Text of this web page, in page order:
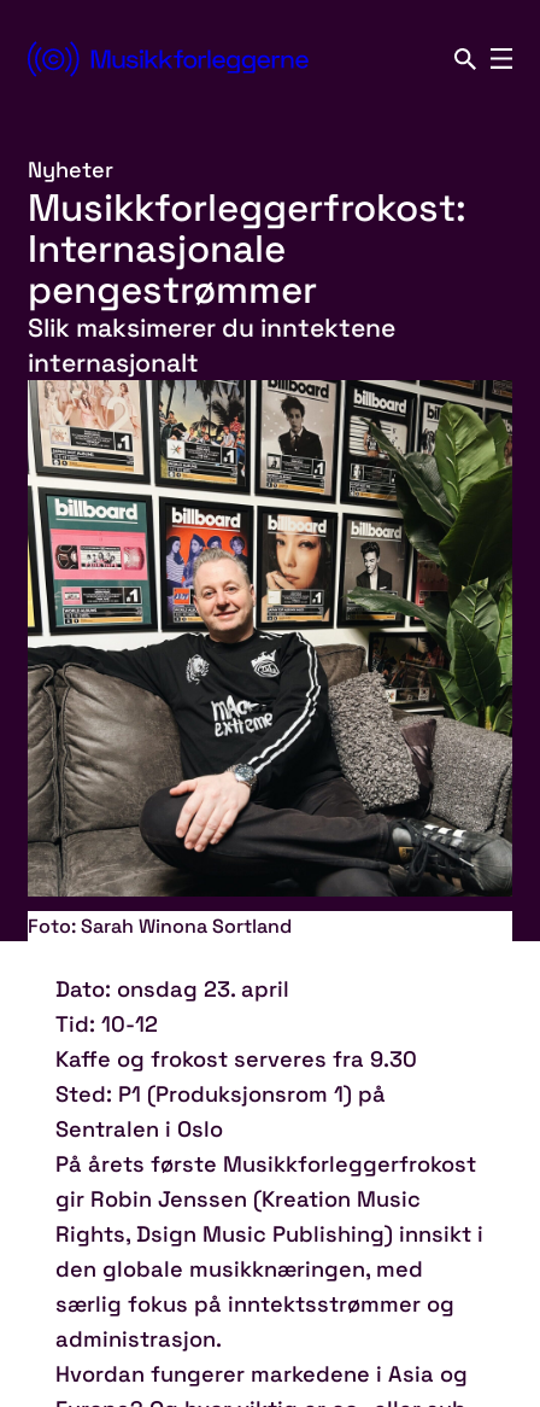
innhold
Norsk
Nyheter
Musikkforleggerfrokost:
Internasjonale
pengestrømmer
Slik maksimerer du inntektene
internasjonalt
Foto: Sarah Winona Sortland
Dato: onsdag 23. april
Tid: 10-12
Kaffe og frokost serveres fra 9.30
Sted: P1 (Produksjonsrom 1) på
Sentralen i Oslo
På årets første Musikkforleggerfrokost
gir Robin Jenssen (Kreation Music
Rights, Dsign Music Publishing) innsikt i
den globale musikknæringen, med
særlig fokus på inntektsstrømmer og
administrasjon.
Hvordan fungerer markedene i Asia og